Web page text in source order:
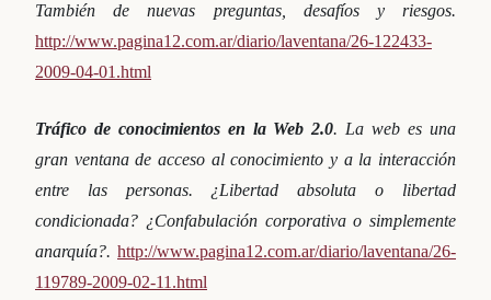
También de nuevas preguntas, desafíos y riesgos.
http://www.pagina12.com.ar/diario/laventana/26-122433-
2009-04-01.html
Tráfico de conocimientos en la Web 2.0. La web es una
gran ventana de acceso al conocimiento y a la interacción
entre las personas. ¿Libertad absoluta o libertad
condicionada? ¿Confabulación corporativa o simplemente
anarquía?. http://www.pagina12.com.ar/diario/laventana/26-
119789-2009-02-11.html